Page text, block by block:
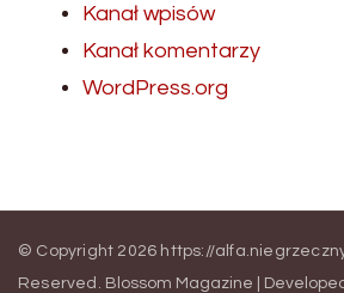
Kanał wpisów
Kanał komentarzy
WordPress.org
© Copyright 2026 https://
Reserved. Blossom Magazine |